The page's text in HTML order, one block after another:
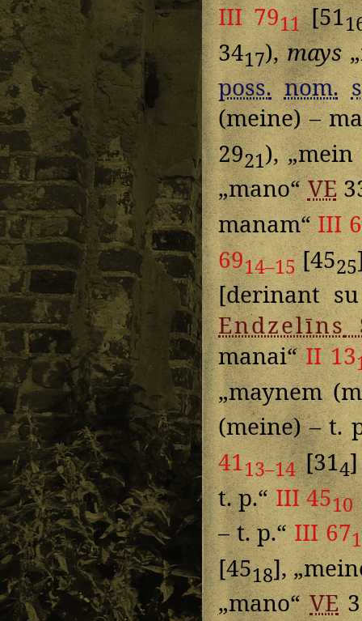
III 7911[51
3417),mays
poss. nom.
(meine) –
2921),
„mano“VE
manam“III
6914–15[4525
[derinant
Endzelīns
manai“II 13
„maynem
(meine) – t.
4113–14[314
t. p.“III 4510
– t. p.“III 67
[4518],
„mano“VE